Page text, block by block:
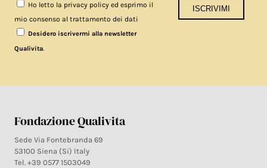
Ho letto la privacy policy ed esprimo il
mio consenso al trattamento dei dati
Desidero iscrivermi alla newsletter
Qualivita.
Fondazione Qualivita
Sede Via Fontebranda 69
53100 Siena (Si) Italy
Tel. +39 0577 1503049